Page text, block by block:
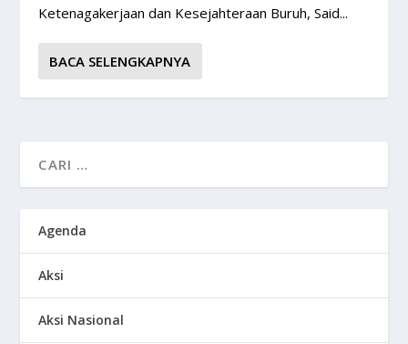
Ketenagakerjaan dan Kesejahteraan Buruh, Said...
BACA SELENGKAPNYA
Agenda
Aksi
Aksi Nasional